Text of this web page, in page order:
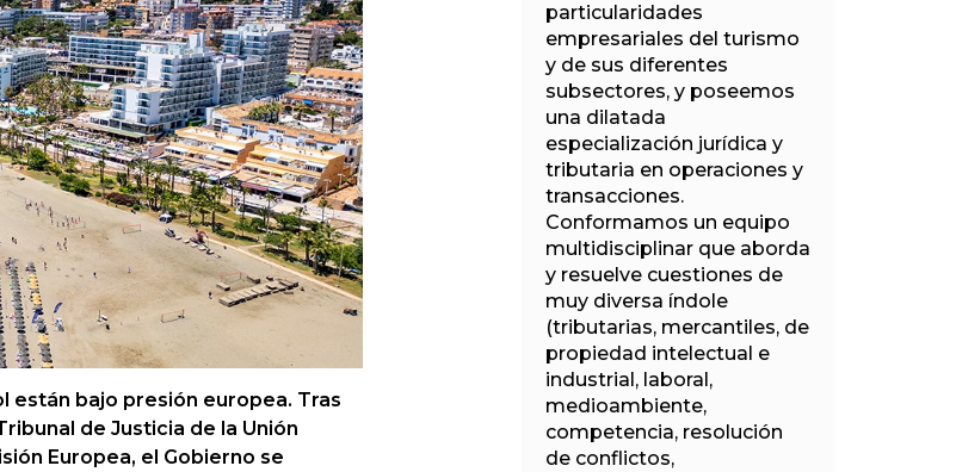
están bajo presión europea. Tras
de Justicia de la Unión
Europea, el Gobierno se
particularidades
empresariales del turismo
y de sus diferentes
subsectores, y poseemos
una dilatada
especialización jurídica y
tributaria en operaciones y
transacciones.
Conformamos un equipo
multidisciplinar que aborda
y resuelve cuestiones de
muy diversa índole
(tributarias, mercantiles, de
propiedad intelectual e
industrial, laboral,
medioambiente,
competencia, resolución
de conflictos,